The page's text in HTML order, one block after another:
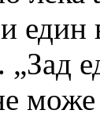
един
„Зад